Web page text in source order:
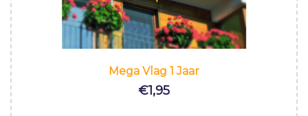
Mega Vlag 1 Jaar
€1,95